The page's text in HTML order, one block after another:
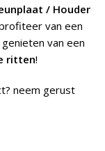
/ Houder
van een
van een
ritten!
neem gerust